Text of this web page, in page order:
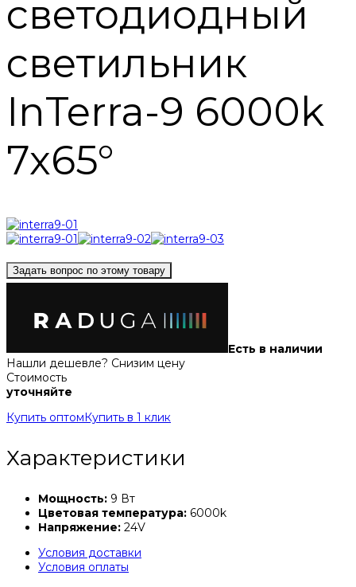
светодиодный
светильник
InTerra-9 6000k
7x65°
Задать вопрос по этому товару
Есть в наличии
Нашли дешевле? Снизим цену
Стоимость
уточняйте
Купить оптом Купить в 1 клик
Характеристики
Мощность: 9 Вт
Цветовая температура: 6000k
Напряжение: 24V
Условия доставки
Условия оплаты